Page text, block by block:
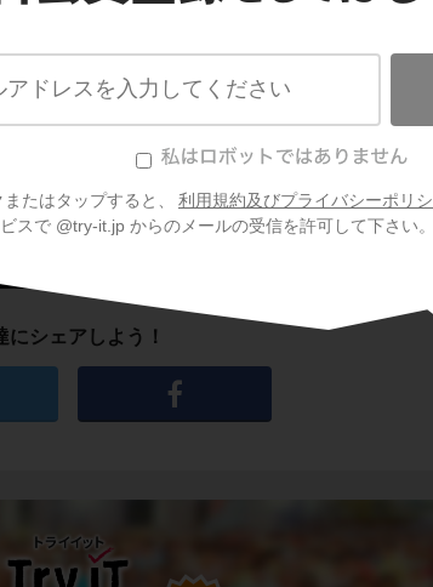
たはタップすると、 利用規約及びプライバシーポリ
スで @try-it.jp からのメールの受信を許可して下さい
争乱～平氏滅亡
89
にシェアしよう！